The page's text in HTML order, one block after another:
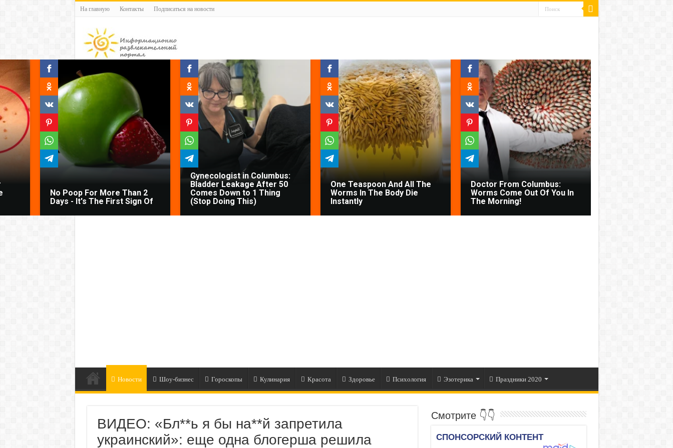
На главную Контакты Подписаться на новости
No Poop For More Than 2
Days - It's The First Sign Of
Gynecologist in Columbus:
Bladder Leakage After 50
Comes Down to 1 Thing
(Stop Doing This)
One Teaspoon And All The
Worms In The Body Die
Instantly
Doctor From Columbus:
Worms Come Out Of You In
The Morning!
Новости Шоу-бизнес Гороскопы Кулинария Красота Здоровье Психология Эзотерика Праздники 2020
ВИДЕО: «Бл**ь я бы на**й запретила
украинский»: еще одна блогерша решила
Смотрите 👇👇